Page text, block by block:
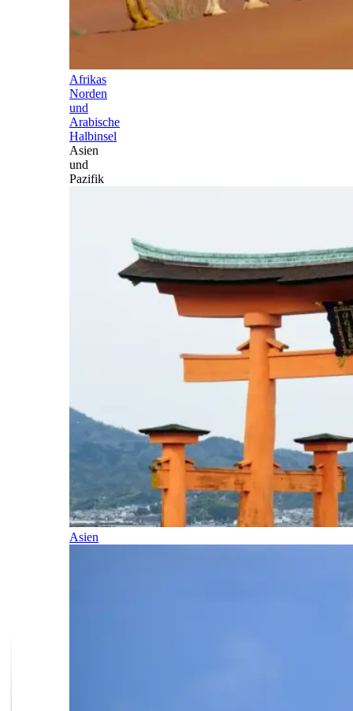
Afrikas
Norden
und
Arabische
Halbinsel
Asien
und
Pazifik
Asien